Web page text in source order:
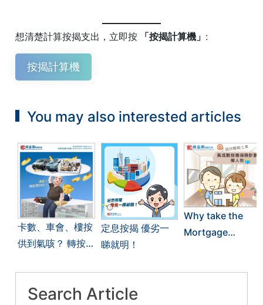
想清楚計算按揭支出，立即按 「按揭計算機」 :
按揭計算機
You may also interested articles
卡數、車會、樓按
供到氣咳？ 轉按
定息按揭 優劣一
睇就明！
Why take the
Mortgage
Search Article